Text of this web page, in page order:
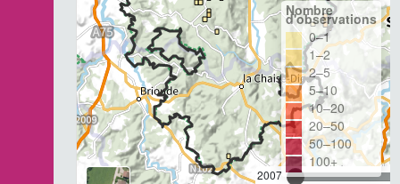
2007
Nombre
d'observations
0–1
1–2
2–5
5–10
10–20
20–50
50–100
100+